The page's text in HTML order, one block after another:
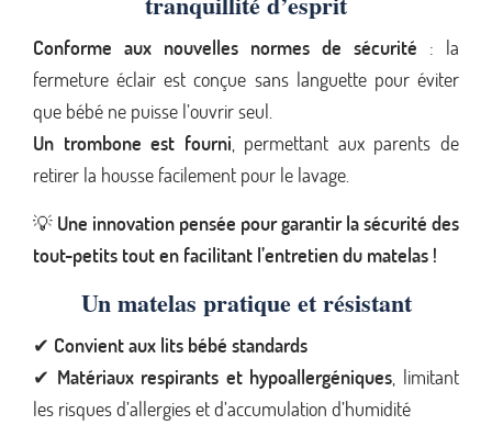
Conforme aux nouvelles normes de sécurité : la
fermeture éclair est conçue sans languette pour éviter
que bébé ne puisse l’ouvrir seul.
Un trombone est fourni, permettant aux parents de
retirer la housse facilement pour le lavage.
💡 Une innovation pensée pour garantir la sécurité des
tout-petits tout en facilitant l’entretien du matelas !
Un matelas pratique et résistant
✔ Convient aux lits bébé standards
✔ Matériaux respirants et hypoallergéniques, limitant
les risques d’allergies et d’accumulation d’humidité